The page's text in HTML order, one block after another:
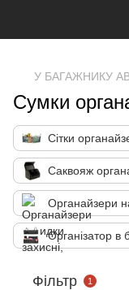
У БАГАЖНИКУ
Сумки
Сітки
Саквояж
Органайзери
Організатор в
Фільтр 1